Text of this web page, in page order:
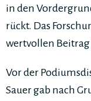
in den
rückt. Das
wertvollen
Vor der
Sauer gab nach